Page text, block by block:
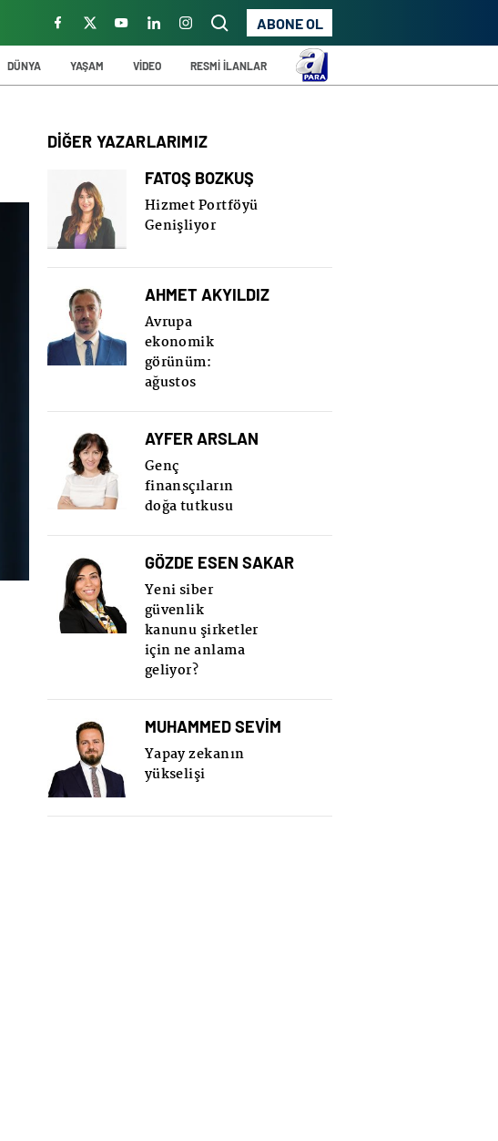
ABONE OL
DÜNYA YAŞAM VİDEO RESMİ İLANLAR
DİĞER YAZARLARIMIZ
FATOŞ BOZKUŞ
Hizmet Portföyü
Genişliyor
AHMET AKYILDIZ
Avrupa
ekonomik
görünüm:
ağustos
AYFER ARSLAN
Genç
finansçıların
doğa tutkusu
GÖZDE ESEN SAKAR
Yeni siber
güvenlik
kanunu şirketler
için ne anlama
geliyor?
MUHAMMED SEVİM
Yapay zekanın
yükselişi